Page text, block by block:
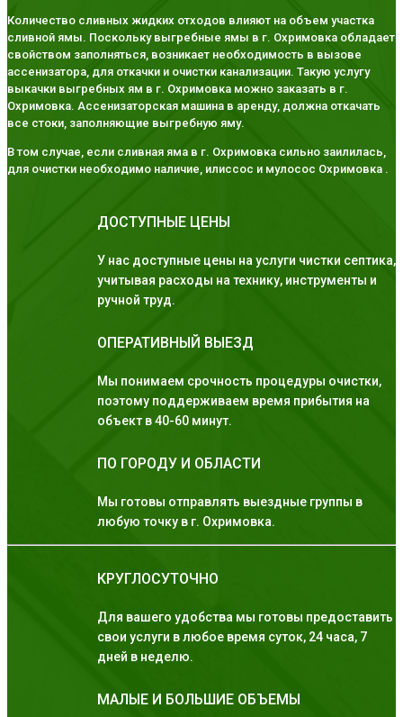
Количество сливных жидких отходов влияют на объем участка
сливной ямы. Поскольку выгребные ямы в г. Охримовка обладает
свойством заполняться, возникает необходимость в вызове
ассенизатора, для откачки и очистки канализации. Такую услугу
выкачки выгребных ям в г. Охримовка можно заказать в г.
Охримовка. Ассенизаторская машина в аренду, должна откачать
все стоки, заполняющие выгребную яму.
В том случае, если сливная яма в г. Охримовка сильно заилилась,
для очистки необходимо наличие, илиссос и мулосос Охримовка .
ДОСТУПНЫЕ ЦЕНЫ
У нас доступные цены на услуги чистки септика,
учитывая расходы на технику, инструменты и
ручной труд.
ОПЕРАТИВНЫЙ ВЫЕЗД
Мы понимаем срочность процедуры очистки,
поэтому поддерживаем время прибытия на
объект в 40-60 минут.
ПО ГОРОДУ И ОБЛАСТИ
Мы готовы отправлять выездные группы в
любую точку в г. Охримовка.
КРУГЛОСУТОЧНО
Для вашего удобства мы готовы предоставить
свои услуги в любое время суток, 24 часа, 7
дней в неделю.
МАЛЫЕ И БОЛЬШИЕ ОБЪЕМЫ